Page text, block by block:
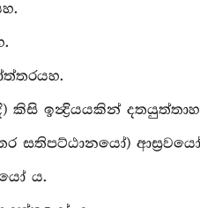
කිසි ඉන්‍ද්‍රියයකින්
සතිපට්ඨානයෝ)
ය.